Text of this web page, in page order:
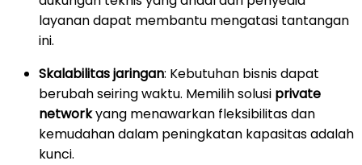
layanan dapat membantu mengatasi tantangan
ini.
Skalabilitas jaringan: Kebutuhan bisnis dapat
berubah seiring waktu. Memilih solusi private
networkyang menawarkan fleksibilitas dan
kemudahan dalam peningkatan kapasitas adalah
kunci.